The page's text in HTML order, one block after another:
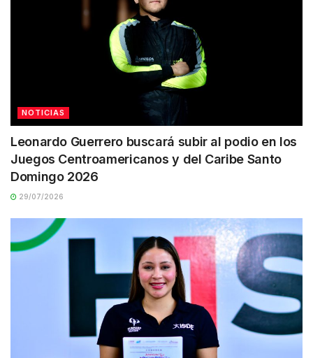
NOTICIAS
Leonardo Guerrero buscará subir al podio en los
Juegos Centroamericanos y del Caribe Santo
Domingo 2026
29/07/2026